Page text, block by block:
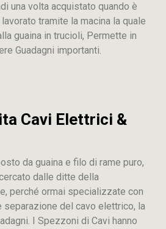
una volta acquistato quando è
tramite la macina la quale
guaina in trucioli, Permette in
Guadagni importanti.
Cavi Elettrici &
da guaina e filo di rame puro,
dalle ditte della
perché ormai specializzate con
separazione del cavo elettrico, la
I Spezzoni di Cavi hanno